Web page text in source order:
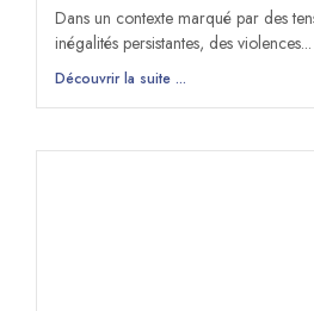
Dans un contexte marqué par des
inégalités persistantes, des violences...
Découvrir la suite ...